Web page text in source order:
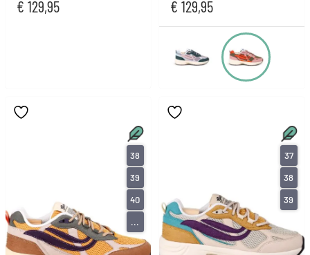
€ 129,95 € 129,95
38
39
40
...
37
38
39